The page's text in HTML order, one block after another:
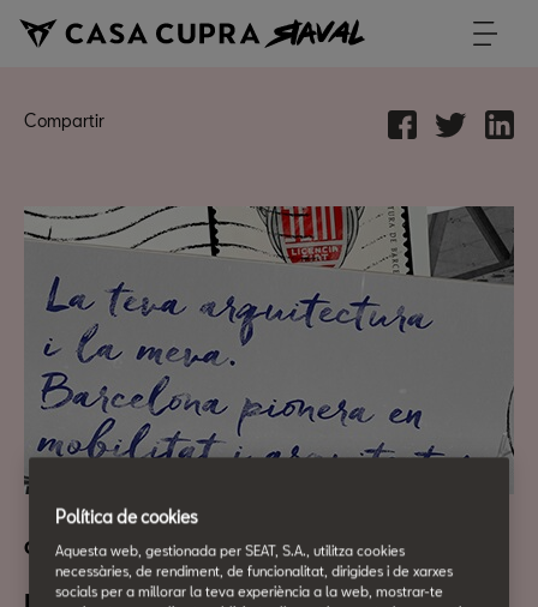
Compartir
Cultura Urbana
Política de cookies
Aquesta web, gestionada per SEAT, S.A., utilitza cookies
necessàries, de rendiment, de funcionalitat, dirigides i de xarxes
socials per a millorar la teva experiència a la web, mostrar-te